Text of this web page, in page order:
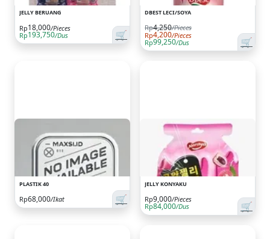
JELLY BERUANG
Rp18,000/Pieces
Rp193,750/Dus 🛒
DBEST LECI/SOYA
Rp4,250/Pieces
Rp4,200/Pieces
Rp99,250/Dus 🛒
PLASTIK 40
Rp68,000/Ikat 🛒
JELLY KONYAKU
Rp9,000/Pieces
Rp84,000/Dus 🛒